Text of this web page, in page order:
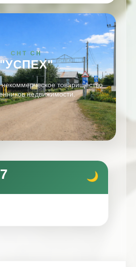
СНТ СН
"УСПЕХ"
товарищество
недвижимости.